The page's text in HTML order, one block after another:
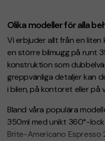
Olika modeller för alla
Vi erbjuder allt från en
en större bilmugg på runt
konstruktion som
greppvänliga detaljer kan
i bilen, på kontoret eller på
Bland våra populära
350ml med unikt 360°-
Brite-Americano Espresso